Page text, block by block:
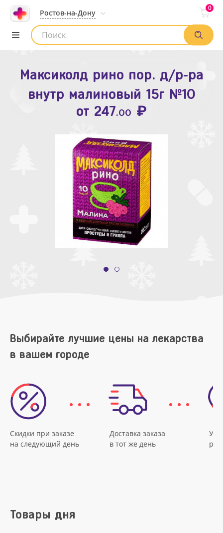
Ростов-на-Дону
0
Список аптек
Максиколд рино пор. д/р-ра
внутр малиновый 15г №10
от 247.00 ₽
Зодак таб. п.п.о. 10мг №10
от109.80 ₽
Выбирайте лучшие цены на лекарства
в вашем городе
Скидки при заказе
на следующий день
Доставка заказа
в тот же день
Товары дня